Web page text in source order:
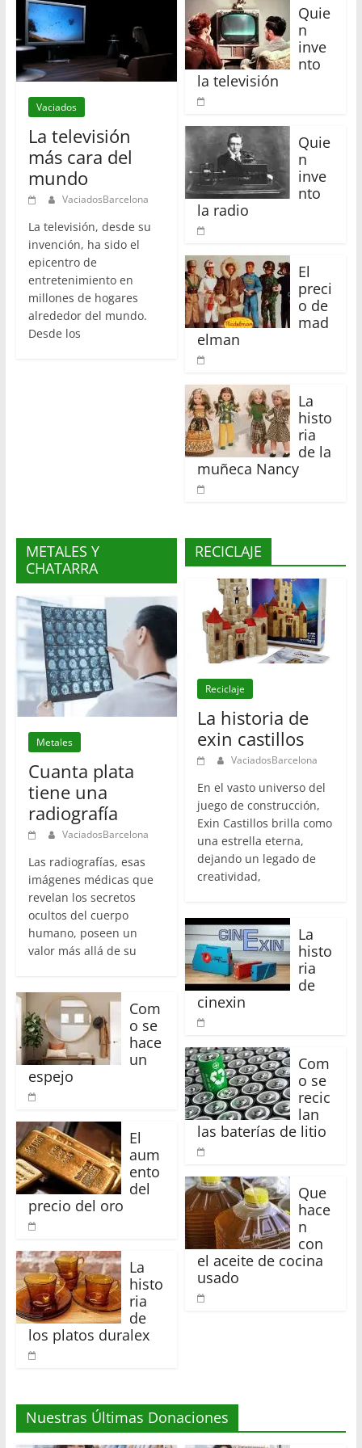
Vaciados
La televisión
más cara del
mundo
VaciadosBarcelona
La televisión, desde su
invención, ha sido el
epicentro de
entretenimiento en
millones de hogares
alrededor del mundo.
Desde los
Quie
n
inve
nto
la televisión
Quie
n
inve
nto
la radio
El
preci
o de
mad
elman
La
histo
ria
de la
muñeca Nancy
METALES Y
CHATARRA
Metales
Cuanta plata
tiene una
radiografía
VaciadosBarcelona
Las radiografías, esas
imágenes médicas que
revelan los secretos
ocultos del cuerpo
humano, poseen un
valor más allá de su
Com
o se
hace
un
espejo
El
aum
ento
del
precio del oro
La
histo
ria
de
los platos duralex
RECICLAJE
Reciclaje
La historia de
exin castillos
VaciadosBarcelona
En el vasto universo del
juego de construcción,
Exin Castillos brilla como
una estrella eterna,
dejando un legado de
creatividad,
La
histo
ria
de
cinexin
Com
o se
recic
lan
las baterías de litio
Que
hace
n
con
el aceite de cocina
usado
Nuestras Últimas Donaciones